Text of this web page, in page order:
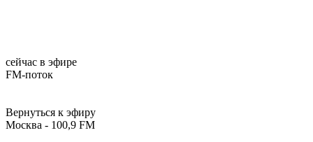
сейчас в эфире
FM-поток
Вернуться к эфиру
Москва - 100,9 FM